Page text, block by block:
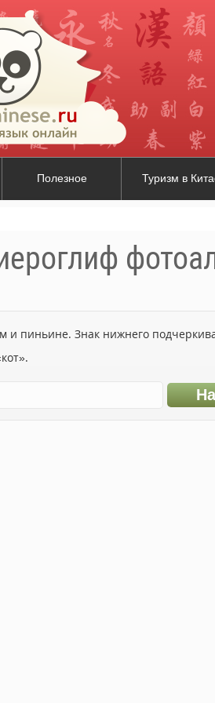
Полезное Туризм в
и пиньине. Знак нижнего